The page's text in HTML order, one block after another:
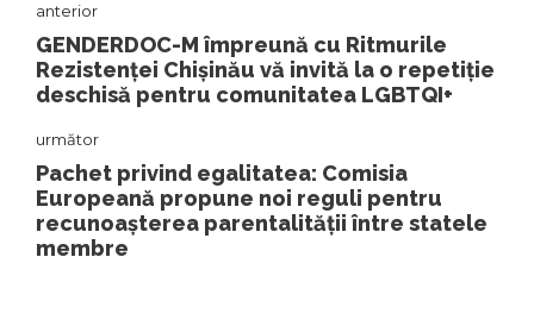
anterior
GENDERDOC-M împreună cu Ritmurile
Rezistenței Chișinău vă invită la o repetiție
deschisă pentru comunitatea LGBTQI+
următor
Pachet privind egalitatea: Comisia
Europeană propune noi reguli pentru
recunoașterea parentalității între statele
membre